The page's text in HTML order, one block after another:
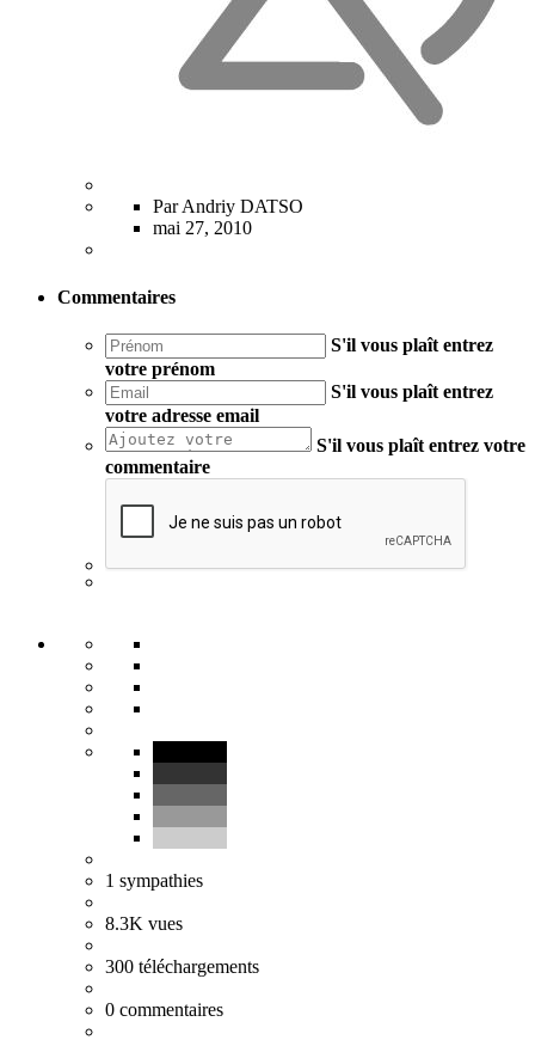
Par Andriy DATSO
mai 27, 2010
Commentaires
S'il vous plaît entrez
votre prénom
S'il vous plaît entrez
votre adresse email
S'il vous plaît entrez votre
commentaire
1 sympathies
8.3K vues
300 téléchargements
0 commentaires